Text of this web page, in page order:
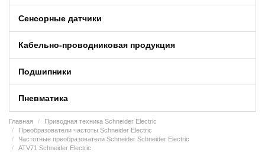
Сенсорные датчики
Кабельно-проводниковая продукция
Подшипники
Пневматика
Главная
Приводная техника Schneider Electric
Преобразователи частоты Schneider Electric
Частотные преобразователи Schneider Schneider Electric
ATV71 Schneider Electric